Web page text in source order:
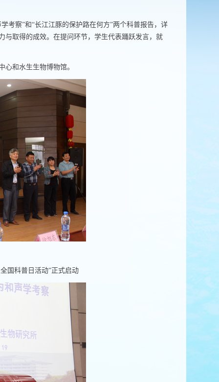
考察”和“长江江豚的保护路在何方”两个科普报告，详
与取得的成效。在提问环节，学生代表踊跃发言，就
和水生生物博物馆。
国科普日活动”正式启动